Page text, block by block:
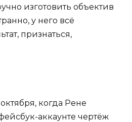
изготовить объектив
у него всё
признаться,
когда Рене
аккаунте чертёж